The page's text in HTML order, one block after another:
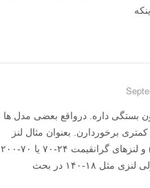
بستگی داره. درواقع بعضی مدل ها
برخوردارن. بعنوان مثال لنز
های پرایم (فیکس=فاصله کانونی ثابت) و لنزهای گرانقیمت ۲۴-۷۰ یا ۷۰-۲۰۰
یا ۱۰۰-۴۰۰ شارپ ترین لنز ها هستند ولی لنزی مثل ۱۸-۱۴۰ در بحث